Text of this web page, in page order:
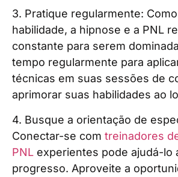
3. Pratique regularmente:
habilidade, a hipnose e a PNL
constante para serem
tempo regularmente para
técnicas em suas sessões de
aprimorar suas habilidades ao
4. Busque a orientação de
Conectar-se com treinadores
PNL experientes pode ajudá-lo
progresso. Aproveite a